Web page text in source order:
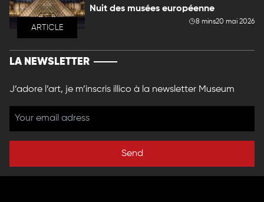
ARTICLE
Nuit des musées européenne
8 mins20 mai 2026
LA NEWSLETTER
J’adore l’art, je m’inscris illico à la newsletter Museum
Send